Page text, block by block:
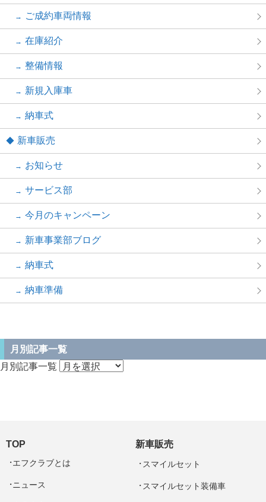
ご成約車両情報
在庫紹介
整備情報
新規入庫車
納車式
新車販売
お知らせ
サービス部
今月のキャンペーン
新車事業部ブログ
納車式
納車準備
月別記事一覧
月別記事一覧
TOP
エフクラブとは
ニュース
新車販売
スマイルセット
スマイルセット装備車